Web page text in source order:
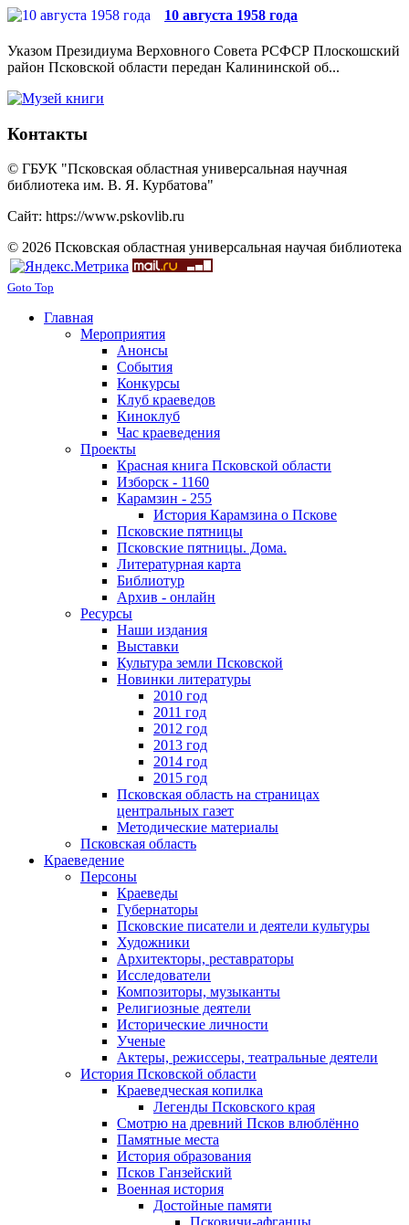
10 августа 1958 года
Указом Президиума Верховного Совета РСФСР Плоскошский
район Псковской области передан Калининской об...
Контакты
© ГБУК "Псковская областная универсальная научная
библиотека им. В. Я. Курбатова"
Сайт: https://www.pskovlib.ru
© 2026 Псковская областная универсальная научая библиотека
Goto Top
Главная
Мероприятия
Анонсы
События
Конкурсы
Клуб краеведов
Киноклуб
Час краеведения
Проекты
Красная книга Псковской области
Изборск - 1160
Карамзин - 255
История Карамзина о Пскове
Псковские пятницы
Псковские пятницы. Дома.
Литературная карта
Библиотур
Архив - онлайн
Ресурсы
Наши издания
Выставки
Культура земли Псковской
Новинки литературы
2010 год
2011 год
2012 год
2013 год
2014 год
2015 год
Псковская область на страницах
центральных газет
Методические материалы
Псковская область
Краеведение
Персоны
Краеведы
Губернаторы
Псковские писатели и деятели культуры
Художники
Архитекторы, реставраторы
Исследователи
Композиторы, музыканты
Религиозные деятели
Исторические личности
Ученые
Актеры, режиссеры, театральные деятели
История Псковской области
Краеведческая копилка
Легенды Псковского края
Смотрю на древний Псков влюблённо
Памятные места
История образования
Псков Ганзейский
Военная история
Достойные памяти